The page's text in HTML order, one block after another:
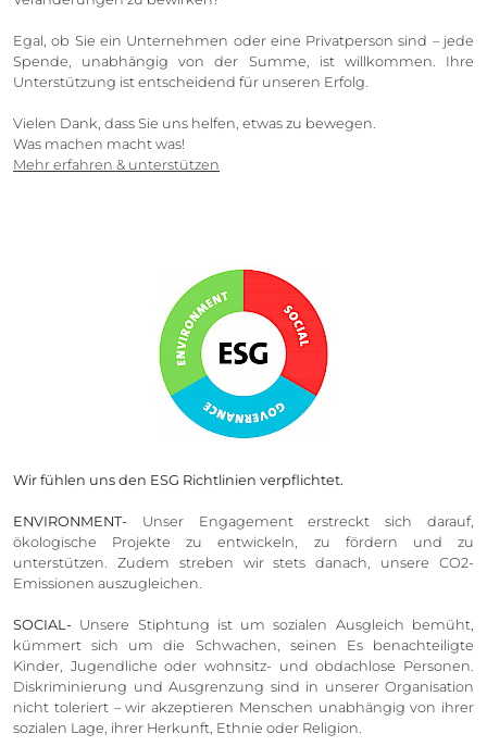
Egal, ob Sie ein Unternehmen oder eine Privatperson sind – jede
Spende, unabhängig von der Summe, ist willkommen. Ihre
Unterstützung ist entscheidend für unseren Erfolg.
Vielen Dank, dass Sie uns helfen, etwas zu bewegen.
Was machen macht was!
Mehr erfahren & unterstützen
Wir fühlen uns den ESG Richtlinien verpflichtet.
ENVIRONMENT- Unser Engagement erstreckt sich darauf,
ökologische Projekte zu entwickeln, zu fördern und zu
unterstützen. Zudem streben wir stets danach, unsere CO2-
Emissionen auszugleichen.
SOCIAL- Unsere Stiphtung ist um sozialen Ausgleich bemüht,
kümmert sich um die Schwachen, seinen Es benachteiligte
Kinder, Jugendliche oder wohnsitz- und obdachlose Personen.
Diskriminierung und Ausgrenzung sind in unserer Organisation
nicht toleriert – wir akzeptieren Menschen unabhängig von ihrer
sozialen Lage, ihrer Herkunft, Ethnie oder Religion.